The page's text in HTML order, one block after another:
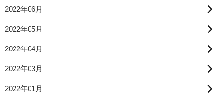
2022年06月
2022年05月
2022年04月
2022年03月
2022年01月